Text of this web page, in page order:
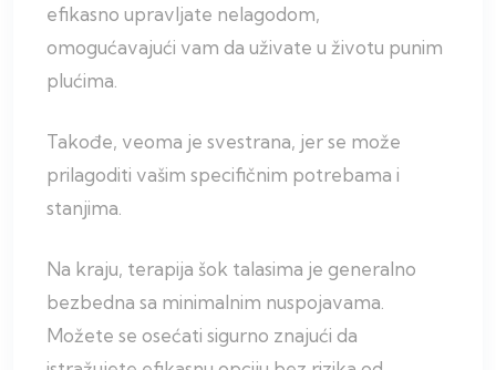
efikasno upravljate nelagodom,
omogućavajući vam da uživate u životu punim
plućima.
Takođe, veoma je svestrana, jer se može
prilagoditi vašim specifičnim potrebama i
stanjima.
Na kraju, terapija šok talasima je generalno
bezbedna sa minimalnim nuspojavama.
Možete se osećati sigurno znajući da